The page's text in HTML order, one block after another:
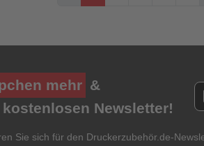
★★
Titel**
E-Mail-Adresse
mehr &
Newsletter!
Sie sich für den Druckerzubehör.de-